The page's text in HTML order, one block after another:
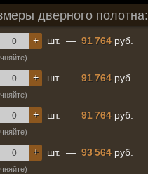
дверного полотна:
+ шт. — 91 764 руб.
+ шт. — 91 764 руб.
+ шт. — 91 764 руб.
+ шт. — 93 564 руб.